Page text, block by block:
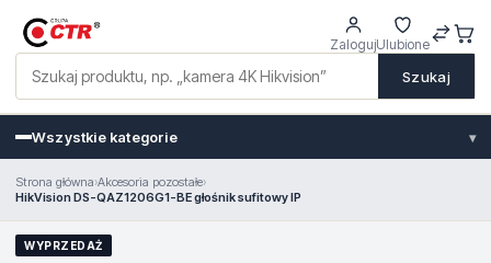
Szukaj
ZalogujUlubione
Wszystkie kategorie ▾
Strona główna›Akcesoria pozostałe›
HikVision DS-QAZ1206G1-BE głośnik sufitowy IP
WYPRZEDAŻ